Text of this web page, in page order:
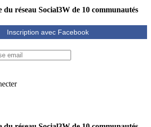
du réseau Social3W de 10 communautés